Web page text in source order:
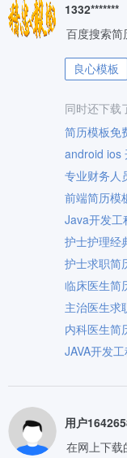
1332*******
百度搜索简
良心模板
同时还下载
简历模板免
android ios
专业财务人
前端简历模
Java开发工
护士护理经
护士求职简
临床医生简
主治医生求
内科医生简
JAVA开发
用户
在网上下载